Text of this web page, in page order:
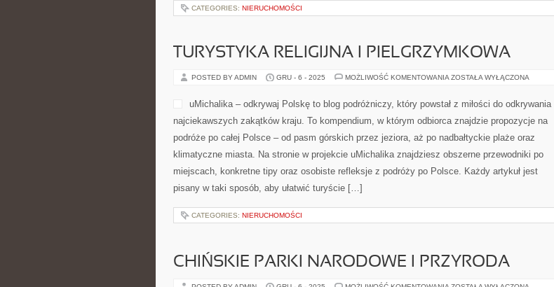
CATEGORIES: NIERUCHOMOŚCI
TURYSTYKA RELIGIJNA I PIELGRZYMKOWA
POSTED BY ADMIN GRU - 6 - 2025 MOŻLIWOŚĆ KOMENTOWANIA TURYSTYKA
PIELGRZYMKOWA
ZOSTAŁA WYŁĄCZONA
uMichalika – odkrywaj Polskę to blog podróżniczy, który powstał z miłości do odkrywania
najciekawszych zakątków kraju. To kompendium, w którym odbiorca znajdzie propozycje na
podróże po całej Polsce – od pasm górskich przez jeziora, aż po nadbałtyckie plaże oraz
klimatyczne miasta. Na stronie w projekcie uMichalika znajdziesz obszerne przewodniki po
miejscach, konkretne tipy oraz osobiste refleksje z podróży po Polsce. Każdy artykuł jest
pisany w taki sposób, aby ułatwić turyście […]
CATEGORIES: NIERUCHOMOŚCI
CHIŃSKIE PARKI NARODOWE I PRZYRODA